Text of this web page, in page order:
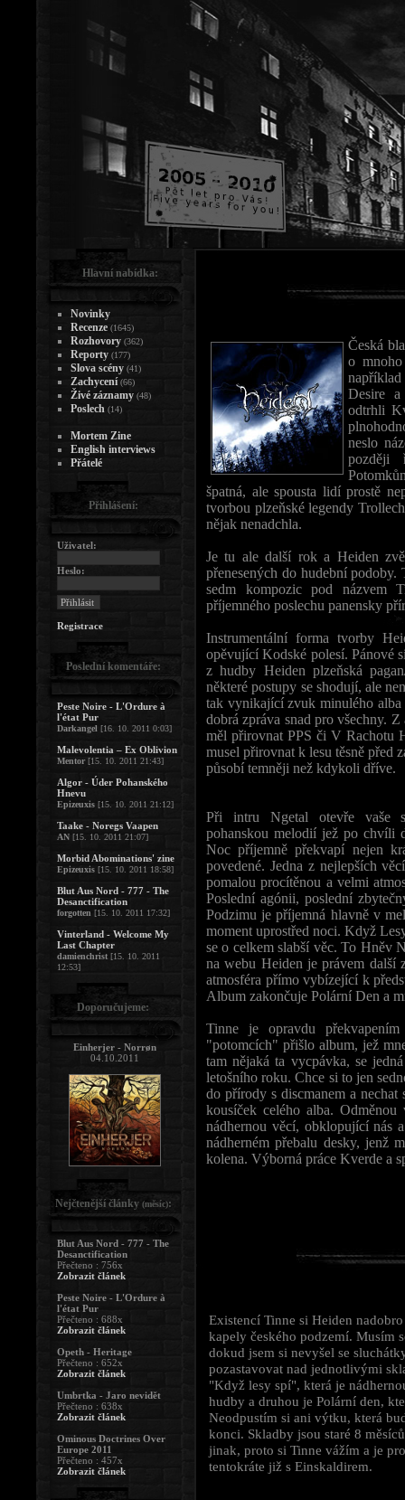
Česká
o
například
Desire
odtrhli
neslo
později
špatná, ale spousta lidí prostě
tvorbou plzeňské legendy
nějak nenadchla.
Je tu ale další rok a Heiden
přenesených do hudební
sedm kompozic pod názvem
příjemného poslechu panensky
Instrumentální forma tvorby
opěvující Kodské polesí. Pánové
z hudby Heiden plzeňská
některé postupy se shodují, ale
tak vynikající zvuk minulého
dobrá zpráva snad pro všechny.
měl přirovnat PPS či V Rachotu
musel přirovnat k lesu těsně před
působí temněji než kdykoli dříve.
Při intru Ngetal otevře vaše
pohanskou melodií jež po chvíli
Noc příjemně překvapí nejen
povedené. Jedna z nejlepších
pomalou procítěnou a velmi
Poslední agónii, poslední
Podzimu je příjemná hlavně v
moment uprostřed noci. Když
se o celkem slabší věc. To Hněv
na webu Heiden je právem další
atmosféra přímo vybízející k
Album zakončuje Polární Den a
Tinne je opravdu
"potomcích" přišlo album, jež
tam nějaká ta vycpávka, se
letošního roku. Chce si to jen
do přírody s discmanem a
kousíček celého alba.
nádhernou věcí, obklopující nás
nádherném přebalu desky, jenž
kolena. Výborná práce Kverde a
Existencí Tinne si Heiden
kapely českého podzemí. Musím
dokud jsem si nevyšel se
pozastavovat nad jednotlivými
"Když lesy spí", která je
hudby a druhou je Polární den,
Neodpustím si ani výtku, která
konci. Skladby jsou staré 8
jinak, proto si Tinne vážím a je
tentokráte již s Einskaldirem.
Hlavní nabídka:
Novinky
Recenze (1645)
Rozhovory (362)
Reporty (177)
Slova scény (41)
Zachycení (66)
Živé záznamy (48)
Poslech (14)
Mortem Zine
English interviews
Přátelé
Přihlášení:
Uživatel:
Heslo:
Registrace
Poslední komentáře:
Peste Noire - L'Ordure à
l'état Pur
Darkangel [16. 10. 2011 0:03]
Malevolentia – Ex Oblivion
Mentor[15. 10. 2011 21:43]
Algor - Úder Pohanského
Hnevu
Epizeuxis [15. 10. 2011 21:12]
Taake - Noregs Vaapen
AN [15. 10. 2011 21:07]
Morbid Abominations' zine
Epizeuxis [15. 10. 2011 18:58]
Blut Aus Nord - 777 - The
Desanctification
forgotten [15. 10. 2011 17:32]
Vinterland - Welcome My
Last Chapter
damienchrist [15. 10. 2011
12:53]
Doporučujeme:
Einherjer - Norrøn
04.10.2011
Nejčtenější články (měsíc):
Blut Aus Nord - 777 - The
Desanctification
Přečteno : 756x
Zobrazit článek
Peste Noire - L'Ordure à
l'état Pur
Přečteno : 688x
Zobrazit článek
Opeth - Heritage
Přečteno : 652x
Zobrazit článek
Umbrtka - Jaro nevidět
Přečteno : 638x
Zobrazit článek
Ominous Doctrines Over
Europe 2011
Přečteno : 457x
Zobrazit článek